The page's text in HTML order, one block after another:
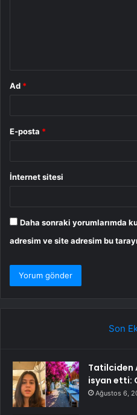
Ad *
E-posta *
İnternet sitesi
Daha sonraki yorumlarımda
adresim ve site adresim bu
Son
Tatilciden
isyan etti:
Ağustos 6,